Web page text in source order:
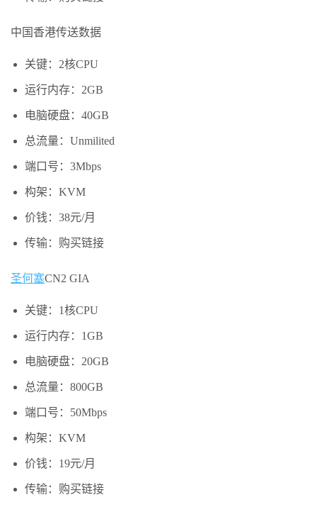
中国香港传送数据
关键：2核CPU
运行内存：2GB
电脑硬盘：40GB
总流量：Unmilited
端口号：3Mbps
构架：KVM
价钱：38元/月
传输：购买链接
圣何塞CN2 GIA
关键：1核CPU
运行内存：1GB
电脑硬盘：20GB
总流量：800GB
端口号：50Mbps
构架：KVM
价钱：19元/月
传输：购买链接